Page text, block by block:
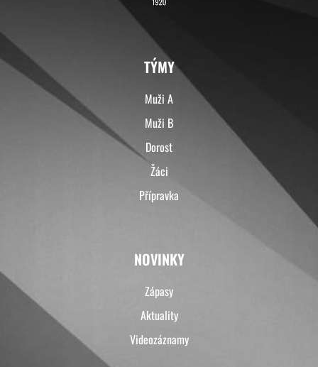
TÝMY
Muži A
Muži B
Dorost
Žáci
Přípravka
NOVINKY
Zápasy
Aktuality
Videozáznamy